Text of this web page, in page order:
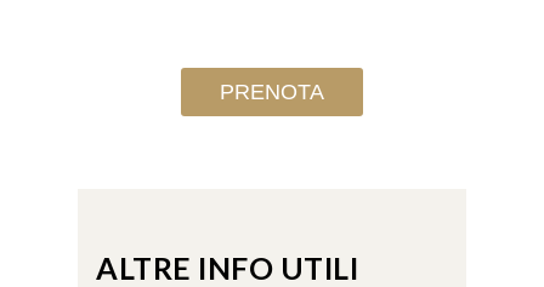
PRENOTA
ALTRE INFO UTILI